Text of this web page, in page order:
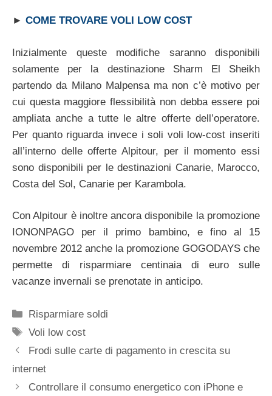
► COME TROVARE VOLI LOW COST
Inizialmente queste modifiche saranno disponibili
solamente per la destinazione Sharm El Sheikh
partendo da Milano Malpensa ma non c’è motivo per
cui questa maggiore flessibilità non debba essere poi
ampliata anche a tutte le altre offerte dell’operatore.
Per quanto riguarda invece i soli voli low-cost inseriti
all’interno delle offerte Alpitour, per il momento essi
sono disponibili per le destinazioni Canarie, Marocco,
Costa del Sol, Canarie per Karambola.
Con Alpitour è inoltre ancora disponibile la promozione
IONONPAGO per il primo bambino, e fino al 15
novembre 2012 anche la promozione GOGODAYS che
permette di risparmiare centinaia di euro sulle
vacanze invernali se prenotate in anticipo.
Categorie
Risparmiare soldi
Tag
Voli low cost
Frodi sulle carte di pagamento in crescita su
internet
Controllare il consumo energetico con iPhone e